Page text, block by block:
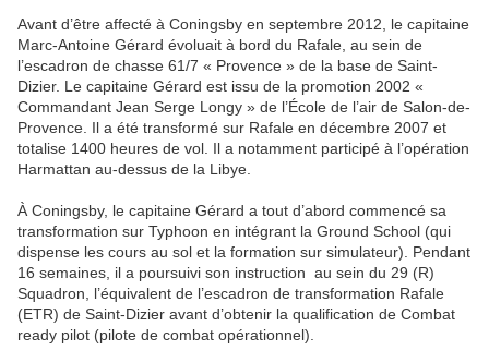
Avant d’être affecté à Coningsby en septembre 2012, le capitaine
Marc-Antoine Gérard évoluait à bord du Rafale, au sein de
l’escadron de chasse 61/7 « Provence » de la base de Saint-
Dizier. Le capitaine Gérard est issu de la promotion 2002 «
Commandant Jean Serge Longy » de l’École de l’air de Salon-de-
Provence. Il a été transformé sur Rafale en décembre 2007 et
totalise 1400 heures de vol. Il a notamment participé à l’opération
Harmattan au-dessus de la Libye.
À Coningsby, le capitaine Gérard a tout d’abord commencé sa
transformation sur Typhoon en intégrant la Ground School (qui
dispense les cours au sol et la formation sur simulateur). Pendant
16 semaines, il a poursuivi son instruction au sein du 29 (R)
Squadron, l’équivalent de l’escadron de transformation Rafale
(ETR) de Saint-Dizier avant d’obtenir la qualification de Combat
ready pilot (pilote de combat opérationnel).